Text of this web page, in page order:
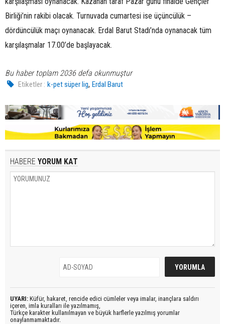
Birliği’nin rakibi olacak. Turnuvada cumartesi ise üçüncülük –
dördüncülük maçı oynanacak. Erdal Barut Stadı’nda oynanacak tüm
karşılaşmalar 17.00’de başlayacak.
Bu haber toplam 2036 defa okunmuştur
Etiketler : k-pet süper lig,Erdal Barut
HABERE YORUM KAT
UYARI: Küfür, hakaret, rencide edici cümleler veya imalar, inançlara saldırı
içeren, imla kuralları ile yazılmamış,
Türkçe karakter kullanılmayan ve büyük harflerle yazılmış yorumlar
onaylanmamaktadır.